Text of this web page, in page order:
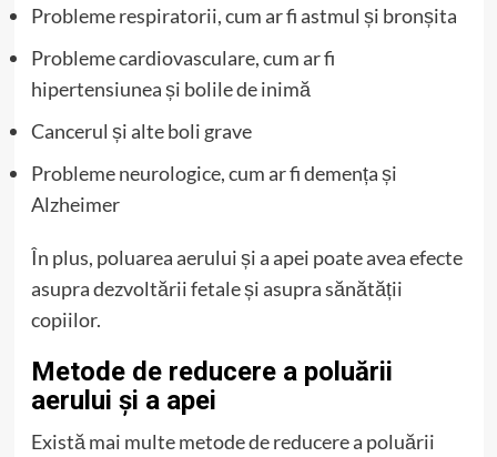
Probleme respiratorii, cum ar fi astmul și bronșita
Probleme cardiovasculare, cum ar fi
hipertensiunea și bolile de inimă
Cancerul și alte boli grave
Probleme neurologice, cum ar fi demența și
Alzheimer
În plus, poluarea aerului și a apei poate avea efecte
asupra dezvoltării fetale și asupra sănătății
copiilor.
Metode de reducere a poluării
aerului și a apei
Există mai multe metode de reducere a poluării